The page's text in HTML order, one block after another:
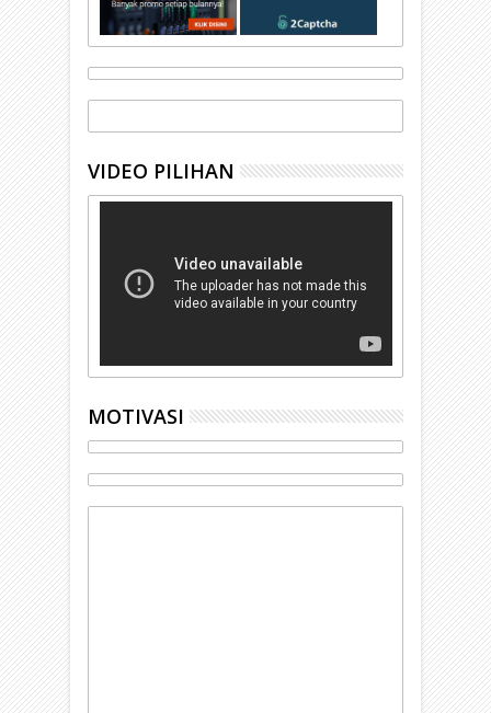
VIDEO PILIHAN
MOTIVASI